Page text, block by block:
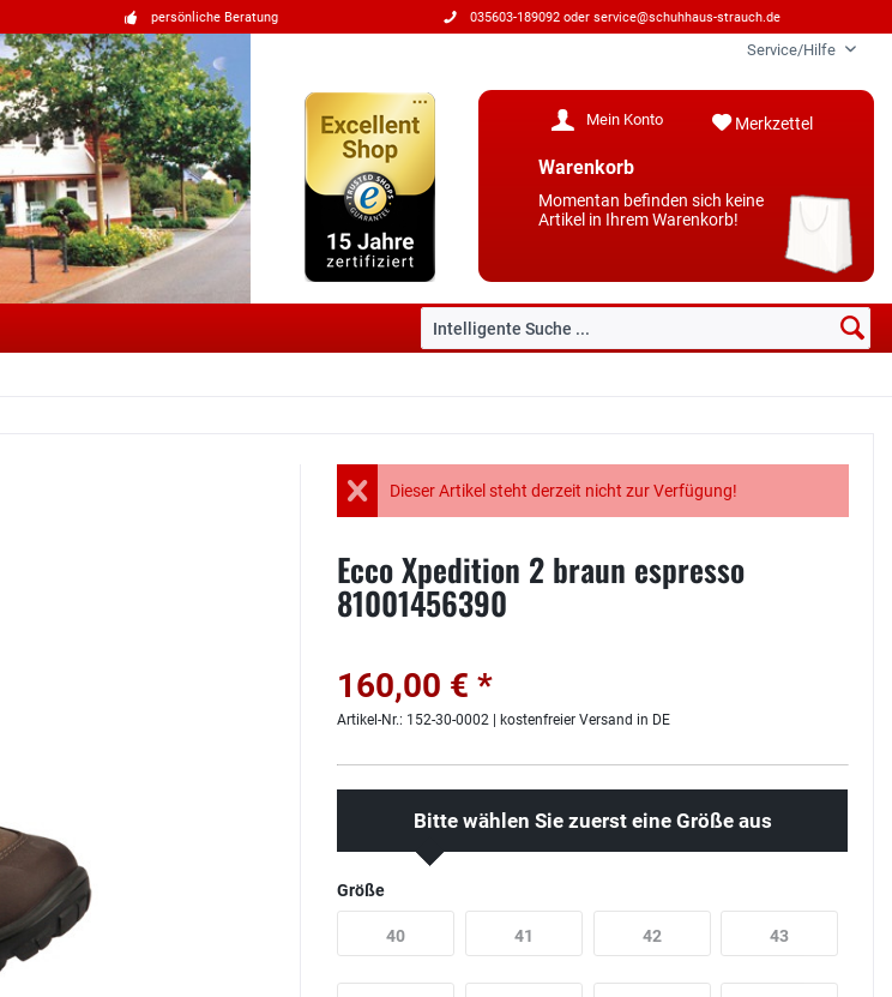
persönliche Beratung 035603-189092 oder service@schuhhaus-strauch.de
Service/Hilfe
Merkzettel
Mein Konto
Warenkorb
Momentan befinden sich keine
Artikel in Ihrem Warenkorb!
Dieser Artikel steht derzeit nicht zur Verfügung!
Ecco Xpedition 2 braun espresso
81001456390
160,00 € *
Artikel-Nr.: 152-30-0002 | kostenfreier Versand in DE
Bitte wählen Sie zuerst eine Größe aus
Größe
40 41 42 43